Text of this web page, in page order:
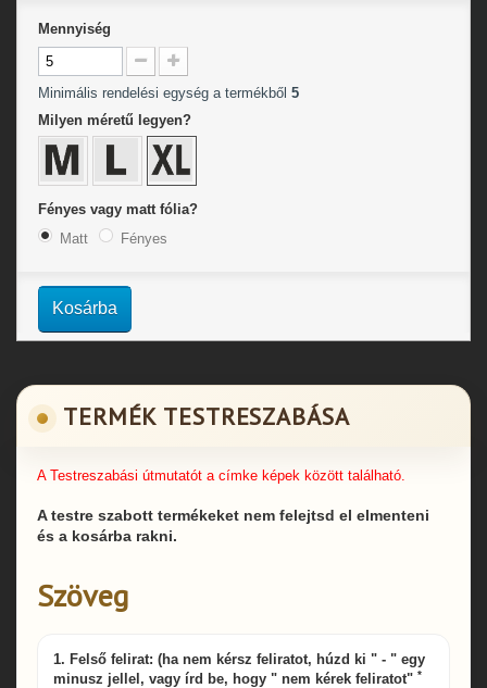
Mennyiség
Minimális rendelési egység a termékből 5
Milyen méretű legyen?
Fényes vagy matt fólia?
Matt
Fényes
Kosárba
TERMÉK TESTRESZABÁSA
A Testreszabási útmutatót a címke képek között található.
A testre szabott termékeket nem felejtsd el elmenteni
és a kosárba rakni.
Szöveg
1. Felső felirat: (ha nem kérsz feliratot, húzd ki " - " egy
minusz jellel, vagy írd be, hogy " nem kérek feliratot" *